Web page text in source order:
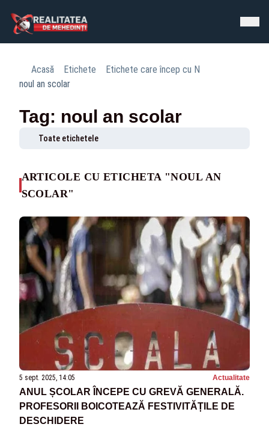
Acasă Etichete
Etichete care încep cu N
noul an scolar
Tag: noul an scolar
Toate etichetele
ARTICOLE CU ETICHETA "NOUL AN
SCOLAR"
5 sept. 2025, 14:05 Actualitate
ANUL ȘCOLAR ÎNCEPE CU GREVĂ GENERALĂ.
PROFESORII BOICOTEAZĂ FESTIVITĂȚILE DE
DESCHIDERE